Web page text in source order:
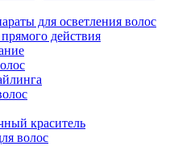
для осветления волос
действия
краситель
волос